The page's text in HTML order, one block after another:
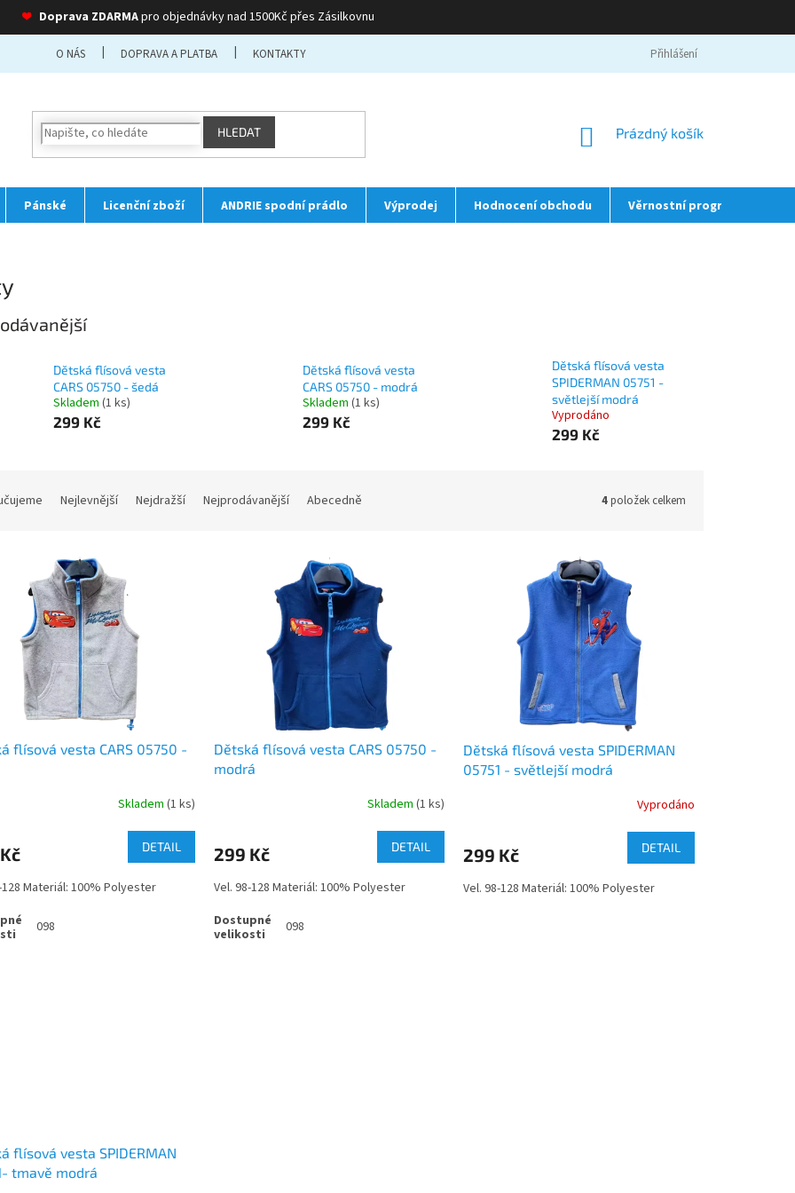
❤ Doprava ZDARMApro objednávky nad 1500Kč přes Zásilkovnu
O NÁS DOPRAVA A PLATBA KONTAKTY Přihlášení
HLEDAT
NÁKUPNÍ
Prázdný košík
Pánské Licenční zboží ANDRIE spodní prádlo Výprodej Hodnocení obchodu Věrnostní program
Dětská flísová vesta
CARS 05750 - šedá
Skladem (1 ks)
299 Kč
Dětská flísová vesta
CARS 05750 - modrá
Skladem (1 ks)
299 Kč
Dětská flísová vesta
SPIDERMAN 05751 -
světlejší modrá
Vyprodáno
299 Kč
Nejlevnější Nejdražší Nejprodávanější Abecedně 4položek celkem
flísová vesta CARS 05750 -
Skladem (1 ks)
DETAIL
128 Materiál: 100% Polyester
098
Dětská flísová vesta CARS 05750 -
modrá
Skladem (1 ks)
299 Kč DETAIL
Vel. 98-128 Materiál: 100% Polyester
098
Dětská flísová vesta SPIDERMAN
05751 - světlejší modrá
Vyprodáno
299 Kč DETAIL
Vel. 98-128 Materiál: 100% Polyester
flísová vesta SPIDERMAN
tmavě modrá